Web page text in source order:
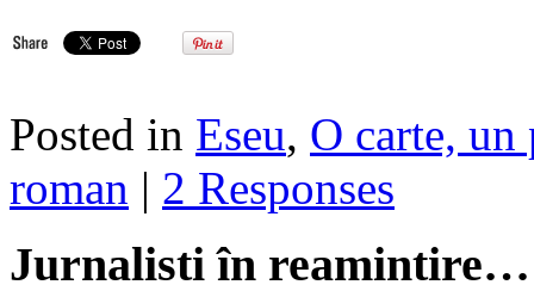
Posted in Eseu, O carte, un
roman | 2 Responses
Jurnalisti în reamintire…